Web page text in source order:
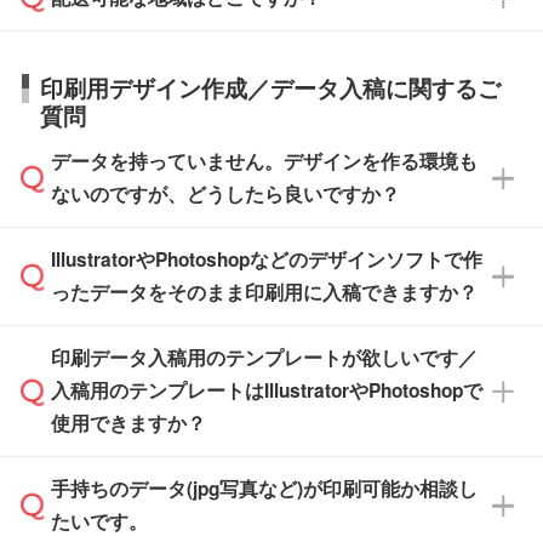
タッフまでお問い合わせください。
ル」に注文予定日をご入力いただくと、おおよ
その締切日や出荷目安をご確認いただけます。
品が決まりましたらお早めのご発注をお願いい
たします。
※土日祝日を除く営業日換算です。
※沖縄・離島は追加日数がかかります。
す。>>対象商品はこちら
※最短出荷日は商品によって異なります。各商
品ページにてご確認ください
す。(白箱、化粧箱、ブリスターパックなど)
【袋入り】 商品がひとつずつ袋に入っていま
す。(透明袋、デザイン袋など)
【個包装なし】 個包装がされていない状態で
※化粧箱から白箱への入れ替えや、オリジナル
箱の作成は原則承っておりません。
日本全国へお届けが可能です。なお、海外への
直接納品は行っておりませんので予めご了承く
ださい。
印刷用デザイン作成／データ入稿に関するご
質問
データを持っていません。デザインを作る環境も
ないのですが、どうしたら良いですか？
無料の「デザインシミュレーター」を使えば、
PCやスマホから簡単にデザインを作成できま
ザインソフトがなくても安心です。
また、「データ作成サービス
せいただければ、弊社にて無料でデザインデー
タを1点作成いたします。
IllustratorやPhotoshopなどのデザインソフトで作
ったデータをそのまま印刷用に入稿できますか？
IllustratorやPhotoshop、CLIP STUDIOなどのデ
ザインソフトでこだわりのデザインを作成した
い方は、完全データ入稿
積・ご注文フォームにアップロードしてご入稿
ください。
印刷データ入稿用のテンプレートが欲しいです／
入稿用のテンプレートはIllustratorやPhotoshopで
使用できますか？
一部商品は入稿用テンプレートのご用意があり
ます。各商品ページの『印刷方法・テンプレー
手持ちのデータ(jpg写真など)が印刷可能か相談し
たいです。